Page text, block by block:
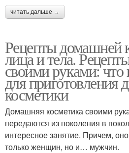
читать дальше →
Рецепты домашней
лица и тела.
своими руками: что
для приготовления
косметики
Домашняя косметика своими
передаются из поколения в
интересное занятие. Причем,
только женщин, но и… мужчин.